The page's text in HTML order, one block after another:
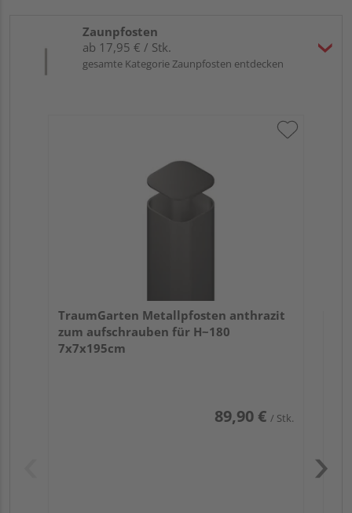
Zaunpfosten
ab 17,95 € / Stk.
gesamte Kategorie Zaunpfosten entdecken
TraumGarten Metallpfosten anthrazit
zum aufschrauben für H~180
7x7x195cm
89,90 € / Stk.